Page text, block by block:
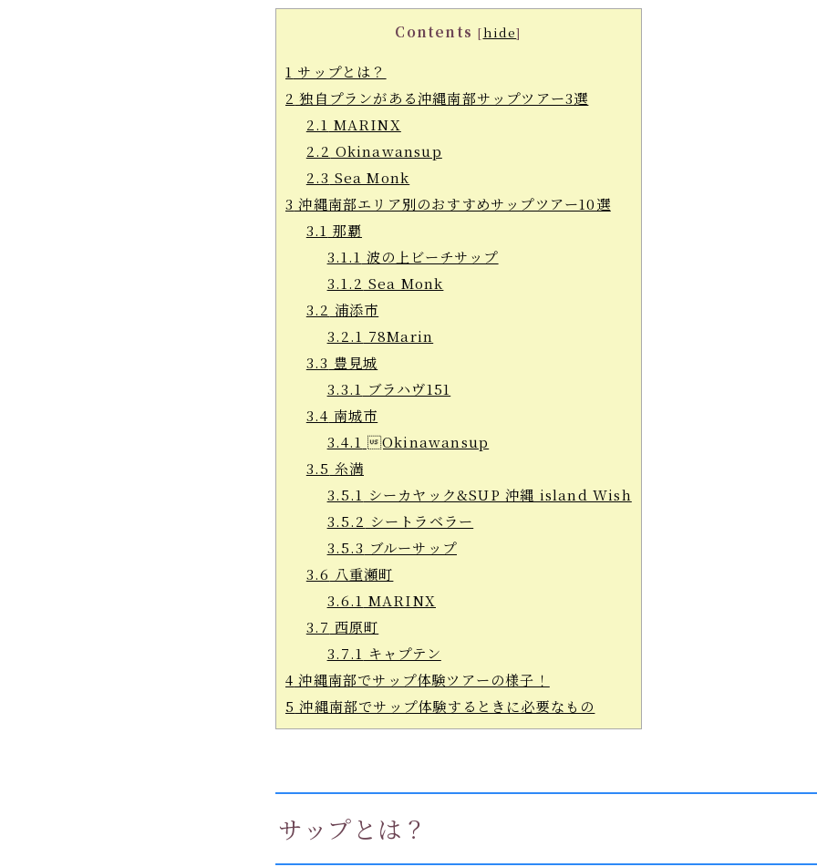
Contents [hide]
1 サップとは？
2 独自プランがある沖縄南部サップツアー3選
2.1 MARINX
2.2 Okinawansup
2.3 Sea Monk
3 沖縄南部エリア別のおすすめサップツアー10選
3.1 那覇
3.1.1 波の上ビーチサップ
3.1.2 Sea Monk
3.2 浦添市
3.2.1 78Marin
3.3 豊見城
3.3.1 ブラハヴ151
3.4 南城市
3.4.1 Okinawansup
3.5 糸満
3.5.1 シーカヤック&SUP 沖縄 island Wish
3.5.2 シートラベラー
3.5.3 ブルーサップ
3.6 八重瀬町
3.6.1 MARINX
3.7 西原町
3.7.1 キャプテン
4 沖縄南部でサップ体験ツアーの様子！
5 沖縄南部でサップ体験するときに必要なもの
サップとは？